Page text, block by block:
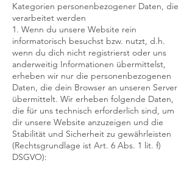
Kategorien personenbezogener Daten, die
verarbeitet werden
1. Wenn du unsere Website rein
informatorisch besuchst bzw. nutzt, d.h.
wenn du dich nicht registrierst oder uns
anderweitig Informationen übermittelst,
erheben wir nur die personenbezogenen
Daten, die dein Browser an unseren Server
übermittelt. Wir erheben folgende Daten,
die für uns technisch erforderlich sind, um
dir unsere Website anzuzeigen und die
Stabilität und Sicherheit zu gewährleisten
(Rechtsgrundlage ist Art. 6 Abs. 1 lit. f)
DSGVO):